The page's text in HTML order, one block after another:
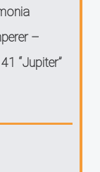
‎–
“Jupiter”